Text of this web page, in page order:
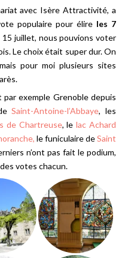
avec Isère Attractivité, a
populaire pour élire les 7
15 juillet, nous pouvions voter
Le choix était super dur. On
pour moi plusieurs sites
par exemple Grenoble depuis
Saint-Antoine-l’Abbaye, les
de Chartreuse, lelac Achard
le funiculaire deSaint
n’ont pas fait le podium,
votes chacun.